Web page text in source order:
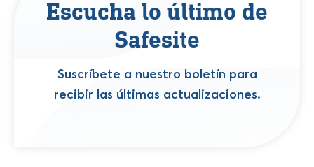
Escucha lo último de
Safesite
Suscríbete a nuestro boletín para
recibir las últimas actualizaciones.